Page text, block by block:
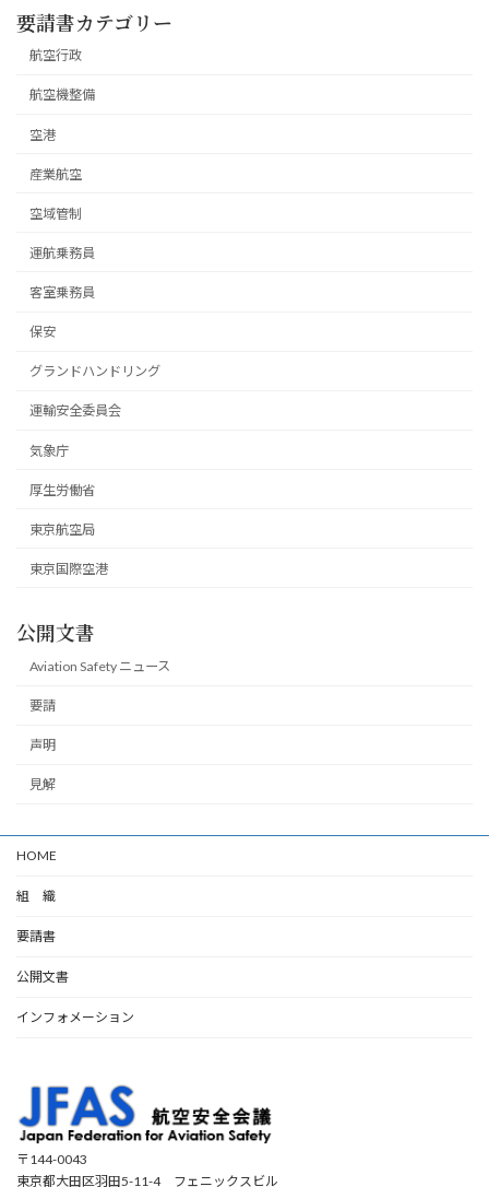
要請書カテゴリー
航空行政
航空機整備
空港
産業航空
空域管制
運航乗務員
客室乗務員
保安
グランドハンドリング
運輸安全委員会
気象庁
厚生労働省
東京航空局
東京国際空港
公開文書
Aviation Safety ニュース
要請
声明
見解
HOME
組 織
要請書
公開文書
インフォメーション
〒144-0043
東京都大田区羽田5-11-4 フェニックスビル